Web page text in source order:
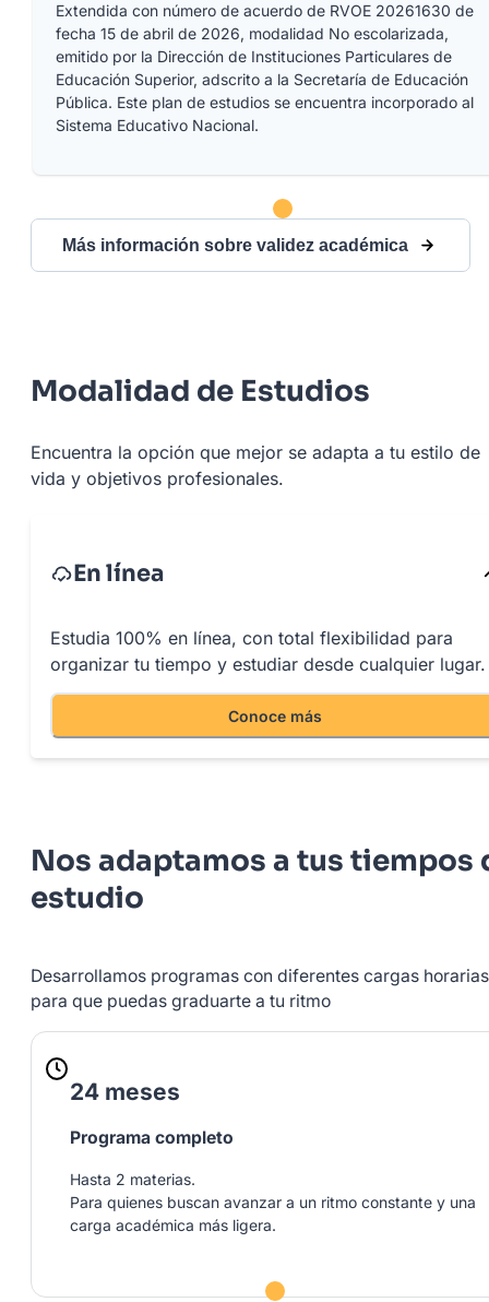
Extendida con número de acuerdo de RVOE 20261630 de
fecha 15 de abril de 2026, modalidad No escolarizada,
emitido por la Dirección de Instituciones Particulares de
Educación Superior, adscrito a la Secretaría de Educación
Pública. Este plan de estudios se encuentra incorporado al
Sistema Educativo Nacional.
Más información sobre validez académica
Modalidad de Estudios
Encuentra la opción que mejor se adapta a tu estilo de
vida y objetivos profesionales.
En línea
Estudia 100% en línea, con total flexibilidad para
organizar tu tiempo y estudiar desde cualquier lugar.
Conoce más
Nos adaptamos a tus tiempos
estudio
Desarrollamos programas con diferentes cargas horarias
para que puedas graduarte a tu ritmo
24 meses
Programa completo
Hasta 2 materias.
Para quienes buscan avanzar a un ritmo constante y una
carga académica más ligera.